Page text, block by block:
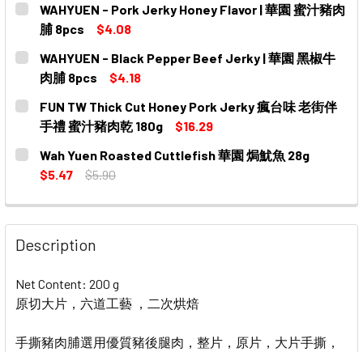
WAHYUEN - Pork Jerky Honey Flavor | 華園 蜜汁豬肉
脯 8pcs
$4.08
CURRENT
STOCK:
QUANTITY:
WAHYUEN - Black Pepper Beef Jerky | 華園 黑椒牛
肉脯 8pcs
$4.18
CURRENT
STOCK:
QUANTITY:
FUN TW Thick Cut Honey Pork Jerky 瘋台味 老街伴
手禮 蜜汁豬肉乾 180g
$16.29
CURRENT
STOCK:
QUANTITY:
DECREASE QUANTITY OF FUN TW THICK CUT HONEY
INCREASE QUANTITY OF FUN TW THICK CUT
Wah Yuen Roasted Cuttlefish 華園 焗魷魚 28g
$5.47
$5.90
DECREASE QUANTITY OF WAH YUEN ROASTED
INCREASE QUANTITY OF WAH YUEN ROASTED
Description
Net Content: 200 g
原切大片，六道工藝 ，二次烘焙
手撕豬肉脯選用優質豬後腿肉，整片，原片，大片手撕，